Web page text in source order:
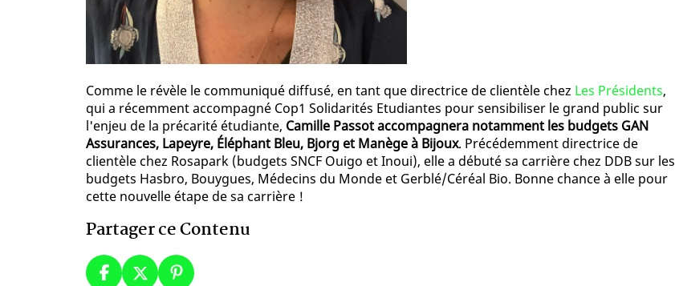
Comme le révèle le communiqué diffusé, en tant que directrice de clientèle chez Les Présidents,
qui a récemment accompagné Cop1 Solidarités Etudiantes pour sensibiliser le grand public sur
l'enjeu de la précarité étudiante, Camille Passot accompagnera notamment les budgets GAN
Assurances, Lapeyre, Éléphant Bleu, Bjorg et Manège à Bijoux. Précédemment directrice de
clientèle chez Rosapark (budgets SNCF Ouigo et Inoui), elle a débuté sa carrière chez DDB sur les
budgets Hasbro, Bouygues, Médecins du Monde et Gerblé/Céréal Bio. Bonne chance à elle pour
cette nouvelle étape de sa carrière !
Partager ce Contenu